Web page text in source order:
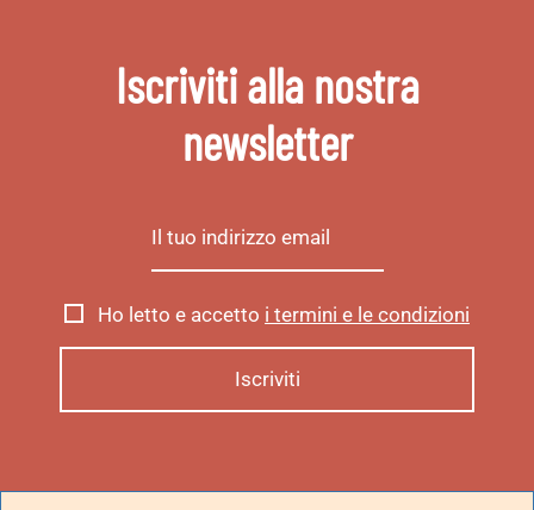
Iscriviti alla nostra
newsletter
Ho letto e accetto i termini e le condizioni